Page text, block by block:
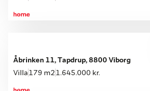
Åbrinken 11, Tapdrup, 8800 Viborg
Villa 179 m2 1.645.000 kr.